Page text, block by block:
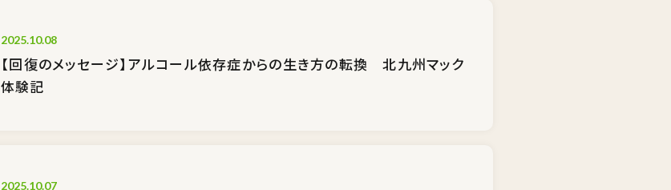
2025.10.08
【回復のメッセージ】アルコール依存症からの生き方の転換 北九州マック
体験記
2025.10.07